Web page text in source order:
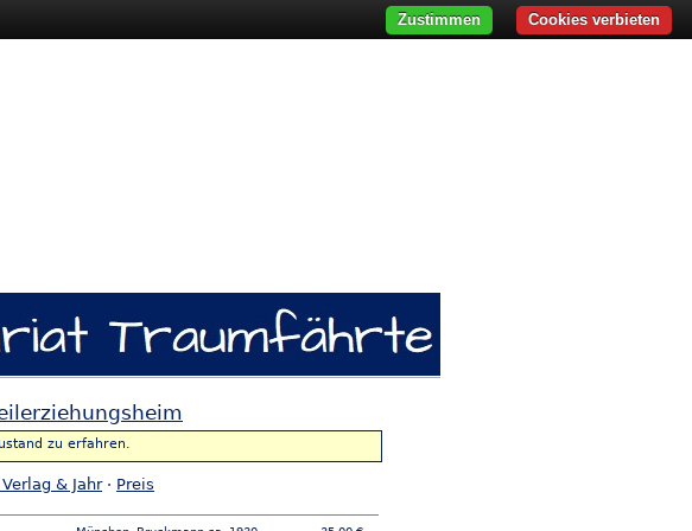
zu erfahren.
& Jahr· Preis
Cookies verbieten
Zustimmen